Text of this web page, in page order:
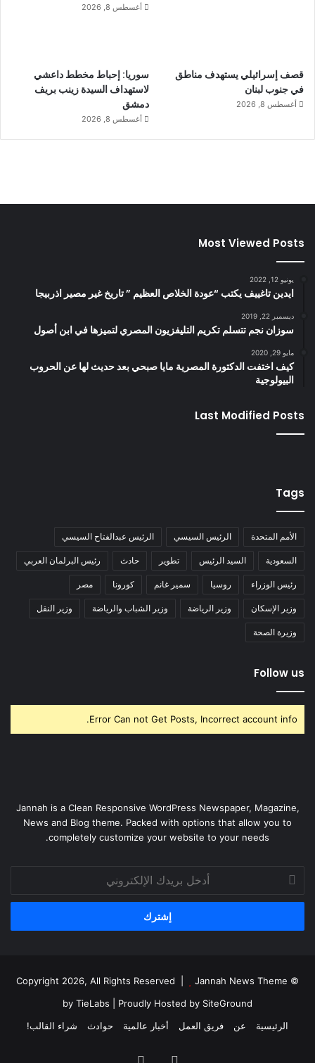
أغسطس 8, 2026
قصف إسرائيلي يستهدف مناطق
في جنوب لبنان
أغسطس 8, 2026
سوريا: إحباط مخطط داعشي
لاستهداف السيدة زينب بريف
دمشق
أغسطس 8, 2026
Most Viewed Posts
يونيو 12, 2022
ايدين تاغييف يكتب “عودة الخلاص العظيم ” تاريخ غير مصير اذربيجا
ديسمبر 22, 2019
سوزان نجم تتسلم تكريم التليفزيون المصري لتميزها في ابن أصول
مايو 29, 2020
كيف اختفت الدكتورة المصرية مايا صبحي بعد حديث لها عن الحروب
البيولوجية
Last Modified Posts
Tags
الأمم المتحدة الرئيس السيسي الرئيس عبدالفتاح السيسي
السعودية السيد الرئيس تطوير حادث رئيس البرلمان العربي
رئيس الوزراء روسيا سمير غانم كورونا مصر
وزير الإسكان وزير الرياضة وزير الشباب والرياضة وزير النقل
وزيرة الصحة
Follow us
Error Can not Get Posts, Incorrect account info.
Jannah is a Clean Responsive WordPress Newspaper, Magazine,
News and Blog theme. Packed with options that allow you to
completely customize your website to your needs.
أدخل
بريدك
الإلكتروني
© Copyright 2026, All Rights Reserved |
Jannah News Theme
by TieLabs | Proudly Hosted by SiteGround
الرئيسية
عن فريق العمل أخبار عالمية حوادث شراء القالب!